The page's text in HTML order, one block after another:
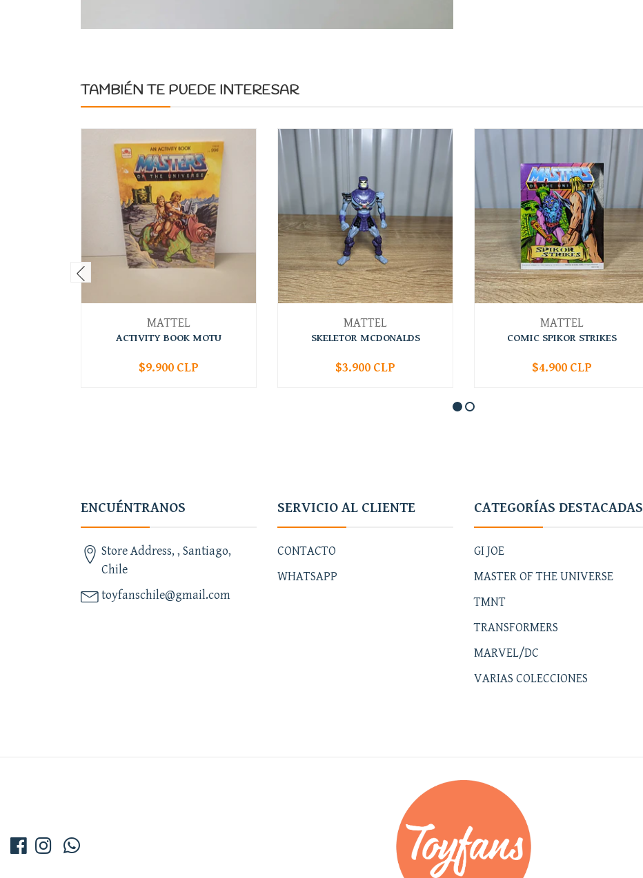
TAMBIÉN TE PUEDE INTERESAR
MATTEL
ACTIVITY BOOK MOTU
+
$9.900 CLP
MATTEL
SKELETOR MCDONALDS
+
$3.900 CLP
MATTEL
COMIC SPIKOR STRIKES
+
$4.900 CLP
ENCUÉNTRANOS
Store Address, , Santiago,
Chile
toyfanschile@gmail.com
SERVICIO AL CLIENTE
CONTACTO
WHATSAPP
CATEGORÍAS DESTACADAS
GI JOE
MASTER OF THE UNIVERSE
TMNT
TRANSFORMERS
MARVEL/DC
VARIAS COLECCIONES